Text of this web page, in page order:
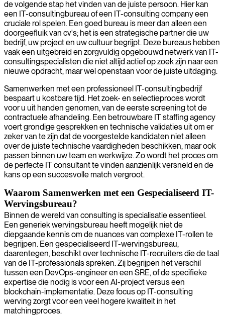
de volgende stap het vinden van de juiste persoon. Hier kan
een IT-consultingbureau of een IT-consulting company een
cruciale rol spelen. Een goed bureau is meer dan alleen een
doorgeefluik van cv's; het is een strategische partner die uw
bedrijf, uw project en uw cultuur begrijpt. Deze bureaus hebben
vaak een uitgebreid en zorgvuldig opgebouwd netwerk van IT-
consultingspecialisten die niet altijd actief op zoek zijn naar een
nieuwe opdracht, maar wel openstaan voor de juiste uitdaging.
Samenwerken met een professioneel IT-consultingbedrijf
bespaart u kostbare tijd. Het zoek- en selectieproces wordt
voor u uit handen genomen, van de eerste screening tot de
contractuele afhandeling. Een betrouwbare IT staffing agency
voert grondige gesprekken en technische validaties uit om er
zeker van te zijn dat de voorgestelde kandidaten niet alleen
over de juiste technische vaardigheden beschikken, maar ook
passen binnen uw team en werkwijze. Zo wordt het proces om
de perfecte IT consultant te vinden aanzienlijk versneld en de
kans op een succesvolle match vergroot.
Waarom Samenwerken met een Gespecialiseerd IT-
Wervingsbureau?
Binnen de wereld van consulting is specialisatie essentieel.
Een generiek wervingsbureau heeft mogelijk niet de
diepgaande kennis om de nuances van complexe IT-rollen te
begrijpen. Een gespecialiseerd IT-wervingsbureau,
daarentegen, beschikt over technische IT-recruiters die de taal
van de IT-professionals spreken. Zij begrijpen het verschil
tussen een DevOps-engineer en een SRE, of de specifieke
expertise die nodig is voor een AI-project versus een
blockchain-implementatie. Deze focus op IT-consulting
werving zorgt voor een veel hogere kwaliteit in het
matchingproces.